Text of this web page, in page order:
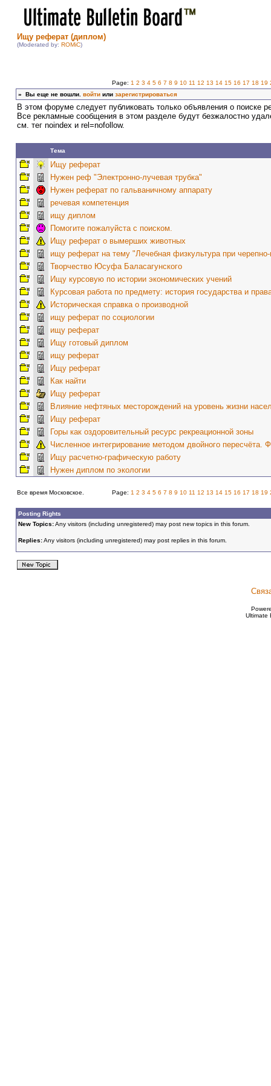
Ищу реферат (диплом)
(Moderated by: ROMiC)
Page: 1 2 3 4 5 6 7 8 9 10 11 12 13 14 15 16 17 18 19
» Вы еще не вошли. войтиили зарегистрироваться
В этом форуме следует публиковать только объявления о поиске
Все рекламные сообщения в этом разделе будут безжалостно
см. тег noindex и rel=nofollow.
Тема
Ищу реферат
Нужен реф "Электронно-лучевая трубка"
Нужен реферат по гальваничному аппарату
речевая компетенция
ищу диплом
Помогите пожалуйста с поиском.
Ищу реферат о вымерших животных
ищу реферат на тему "Лечебная физкультура при черепно-
Творчество Юсуфа Баласагунского
Ищу курсовую по истории экономических учений
Курсовая работа по предмету: история государства и
Историческая справка о производной
ищу реферат по социологии
ищу реферат
Ищу готовый диплом
ищу реферат
Ищу реферат
Как найти
Ищу реферат
Влияние нефтяных месторождений на уровень жизни
Ищу реферат
Горы как оздоровительный ресурс рекреационной зоны
Численное интегрирование методом двойного пересчёта.
Ищу расчетно-графическую работу
Нужен диплом по экологии
Все время Московское. Page: 1 2 3 4 5 6 7 8 9 10 11 12 13 14 15 16 17 18 19
Posting Rights
New Topics:Any visitors (including unregistered) may post new topics in this forum.
Replies:Any visitors (including unregistered) may post replies in this forum.
Ultimate